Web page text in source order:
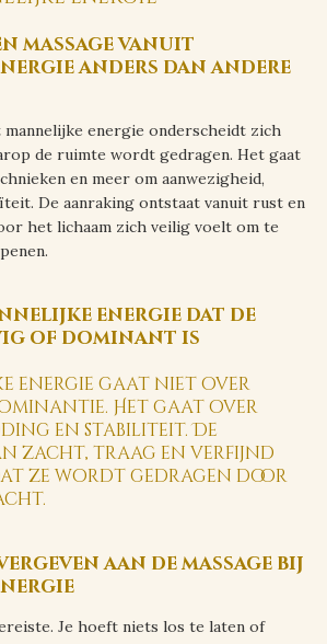
massage vanuit
anders dan andere
mannelijke energie onderscheidt zich
de ruimte wordt gedragen. Het gaat
en meer om aanwezigheid,
De aanraking ontstaat vanuit rust en
het lichaam zich veilig voelt om te
energie dat de
of dominant is
energie gaat niet over
Het gaat over
en stabiliteit. De
zacht, traag en verfijnd
ze wordt gedragen door
aan de massage bij
Je hoeft niets los te laten of